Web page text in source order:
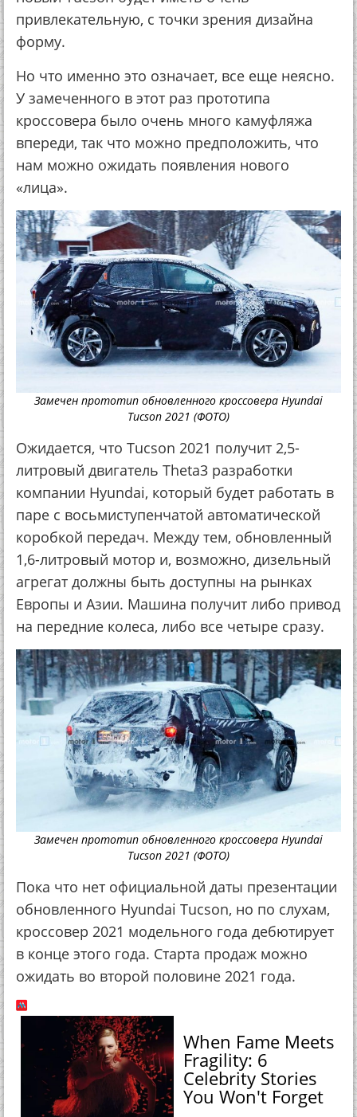
привлекательную, с точки зрения дизайна
форму.
Но что именно это означает, все еще неясно.
У замеченного в этот раз прототипа
кроссовера было очень много камуфляжа
впереди, так что можно предположить, что
нам можно ожидать появления нового
«лица».
Замечен прототип обновленного кроссовера Hyundai
Tucson 2021 (ФОТО)
Ожидается, что Tucson 2021 получит 2,5-
литровый двигатель Theta3 разработки
компании Hyundai, который будет работать в
паре с восьмиступенчатой автоматической
коробкой передач. Между тем, обновленный
1,6-литровый мотор и, возможно, дизельный
агрегат должны быть доступны на рынках
Европы и Азии. Машина получит либо привод
на передние колеса, либо все четыре сразу.
Замечен прототип обновленного кроссовера Hyundai
Tucson 2021 (ФОТО)
Пока что нет официальной даты презентации
обновленного Hyundai Tucson, но по слухам,
кроссовер 2021 модельного года дебютирует
в конце этого года. Старта продаж можно
ожидать во второй половине 2021 года.
When Fame Meets
Fragility: 6
Celebrity Stories
You Won't Forget